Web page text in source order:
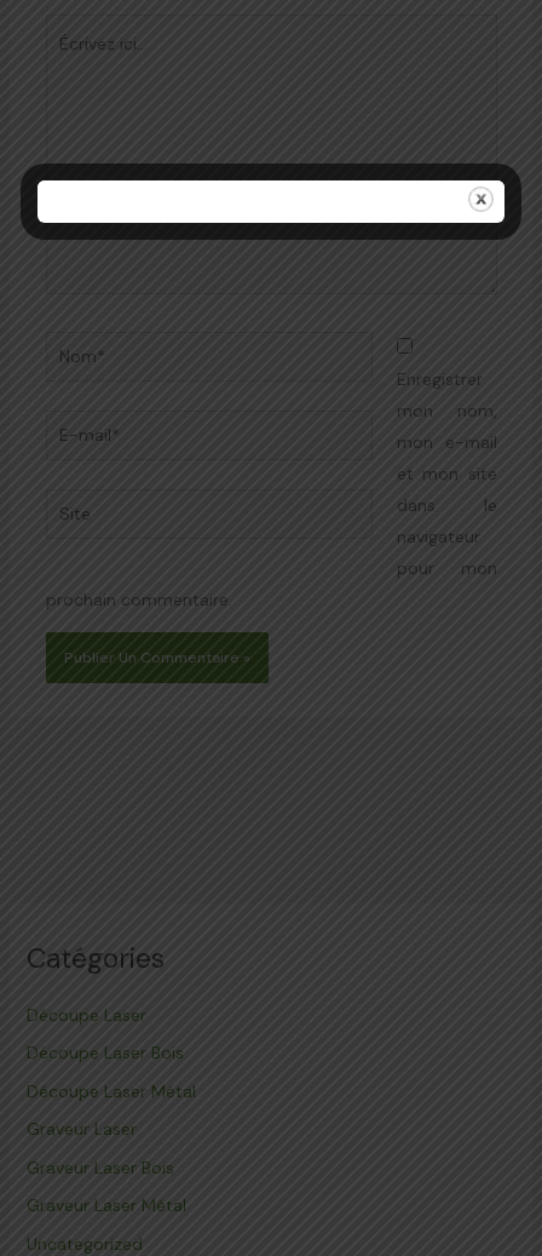
Écrivez
Nom*
E-
Site
Enregistrer
mon nom,
mon e-mail
et mon site
dans le
navigateur
pour mon
prochain commentaire.
Catégories
Découpe Laser
Découpe Laser Bois
Découpe Laser Métal
Graveur Laser
Graveur Laser Bois
Graveur Laser Métal
Uncategorized